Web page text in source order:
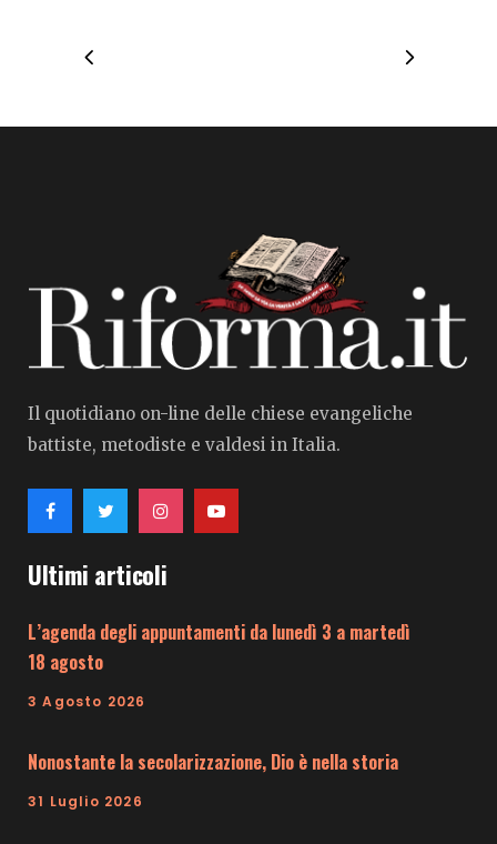
Il quotidiano on-line delle chiese evangeliche
battiste, metodiste e valdesi in Italia.
Ultimi articoli
L’agenda degli appuntamenti da lunedì 3 a martedì
18 agosto
3 Agosto 2026
Nonostante la secolarizzazione, Dio è nella storia
31 Luglio 2026